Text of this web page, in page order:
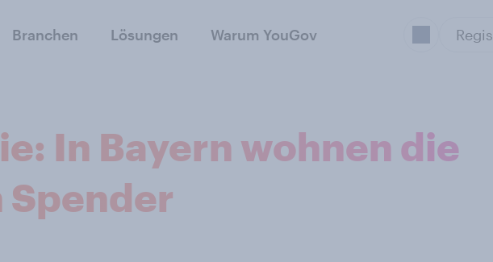
Branchen Lösungen Warum YouGov
In Bayern wohnen die